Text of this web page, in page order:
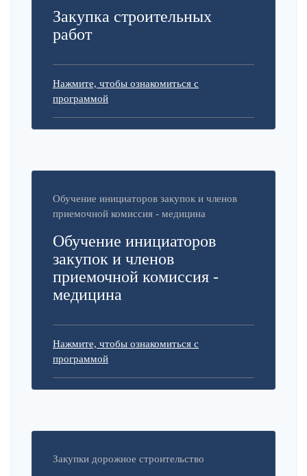
Закупка строительных
работ
Нажмите, чтобы ознакомиться с
программой
Обучение инициаторов закупок и членов
приемочной комиссия - медицина
Обучение инициаторов
закупок и членов
приемочной комиссия -
медицина
Нажмите, чтобы ознакомиться с
программой
Закупки дорожное строительство